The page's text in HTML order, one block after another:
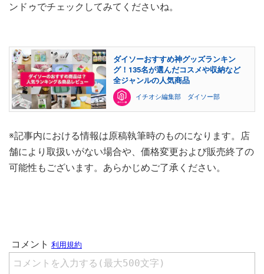
ンドゥでチェックしてみてくださいね。
ダイソーおすすめ神グッズランキン
グ！135名が選んだコスメや収納など
全ジャンルの人気商品
イチオシ編集部 ダイソー部
※記事内における情報は原稿執筆時のものになります。店
舗により取扱いがない場合や、価格変更および販売終了の
可能性もございます。あらかじめご了承ください。